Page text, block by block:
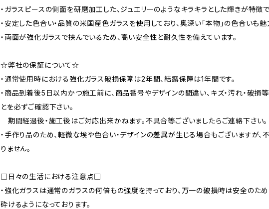
・ガラスピースの側面を研磨加工した、ジュエリーのようなキラキラとした輝きが特徴で
・安定した色合い・品質の米国産色ガラスを使用しており、奥深い「本物」の色合いも魅
・両面が強化ガラスで挟んでいるため、高い安全性と耐久性を備えています。
☆弊社の保証について☆
・通常使用時における強化ガラス破損保障は2年間、結露保障は1年間です。
・商品到着後5日以内かつ施工前に、商品番号やデザインの間違い、キズ・汚れ・破損
とを必ずご確認下さい。
期間経過後・施工後はご対応出来かねます。不具合等ございましたらご連絡下さい。
・手作り品のため、軽微な埃や色合い・デザインの差異が生じる場合もございますが、
りません。
□日々の生活における注意点□
・強化ガラスは通常のガラスの何倍もの強度を持っており、万一の破損時は安全のた
砕けるようになっております。